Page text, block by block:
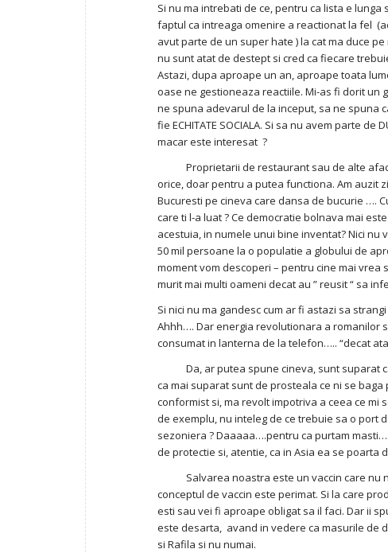
Si nu ma intrebati de ce, pentru ca lista e
faptul ca intreaga omenire a reactionat la fel
avut parte de un super hate ) la cat ma duce
nu sunt atat de destept si cred ca fiecare
Astazi, dupa aproape un an, aproape toata
oase ne gestioneaza reactiile. Mi-as fi dorit un
ne spuna adevarul de la inceput, sa ne spuna
fie ECHITATE SOCIALA. Si sa nu avem parte
macar este interesat ?
Proprietarii de restaurant sau de alte
orice, doar pentru a putea functiona. Am auzit
Bucuresti pe cineva care dansa de bucurie ….
care ti l-a luat ? Ce democratie bolnava mai
acestuia, in numele unui bine inventat? Nici nu
50 mil persoane la o populatie a globului de
moment vom descoperi – pentru cine mai vrea
murit mai multi oameni decat au ” reusit “ sa
Si nici nu ma gandesc cum ar fi astazi sa
Ahhh…. Dar energia revolutionara a romanilor
consumat in lanterna de la telefon….. “decat
Da, ar putea spune cineva, sunt suparat ca
ca mai suparat sunt de prosteala ce ni se
conformist si, ma revolt impotriva a ceea ce mi
de exemplu, nu inteleg de ce trebuie sa o port
sezoniera ? Daaaaa….pentru ca purtam
de protectie si, atentie, ca in Asia ea se poarta
Salvarea noastra este un vaccin care nu
conceptul de vaccin este perimat. Si la care
esti sau vei fi aproape obligat sa il faci. Dar ii
este desarta, avand in vedere ca masurile de
si Rafila si nu numai.